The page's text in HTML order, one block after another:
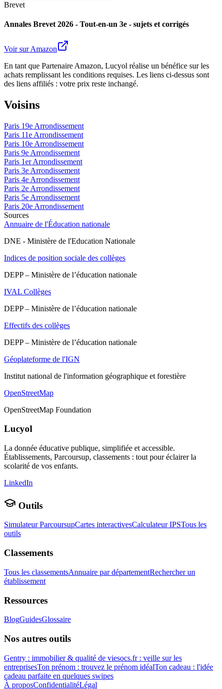
Brevet
Annales Brevet 2026 - Tout-en-un 3e - sujets et corrigés
Voir sur Amazon
En tant que Partenaire Amazon, Lucyol réalise un bénéfice sur les
achats remplissant les conditions requises. Les liens ci-dessus sont
des liens affiliés : votre prix reste inchangé.
Voisins
Paris 19e Arrondissement
Paris 11e Arrondissement
Paris 10e Arrondissement
Paris 9e Arrondissement
Paris 1er Arrondissement
Paris 3e Arrondissement
Paris 4e Arrondissement
Paris 2e Arrondissement
Paris 5e Arrondissement
Paris 20e Arrondissement
Sources
Annuaire de l'Éducation nationale
DNE - Ministère de l'Education Nationale
Indices de position sociale des collèges
DEPP – Ministère de l’éducation nationale
IVAL Collèges
DEPP – Ministère de l’éducation nationale
Effectifs des collèges
DEPP – Ministère de l’éducation nationale
Géoplateforme de l'IGN
Institut national de l'information géographique et forestière
OpenStreetMap
OpenStreetMap Foundation
Lucyol
La donnée éducative publique, simplifiée et accessible.
Établissements, Parcoursup, classements : tout pour éclairer la
scolarité de vos enfants.
LinkedIn
Outils
Simulateur ParcoursupCartes interactivesCalculateur IPSTous les
outils
Classements
Tous les classementsAnnuaire par départementRechercher un
établissement
Ressources
BlogGuidesGlossaire
Nos autres outils
Gentry : immobilier & qualité de viesocs.fr : veille sur les
entreprisesTon prénom : trouvez le prénom idéalTon cadeau : l'idée
cadeau parfaite en quelques swipes
À proposConfidentialitéLégal